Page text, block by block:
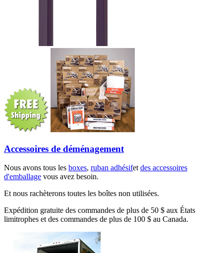
Accessoires de déménagement
Nous avons tous les boxes, ruban adhésifetdes accessoires
d'emballage vous avez besoin.
Et nous rachèterons toutes les boîtes non utilisées.
Expédition gratuite des commandes de plus de 50 $ aux États
limitrophes et des commandes de plus de 100 $ au Canada.